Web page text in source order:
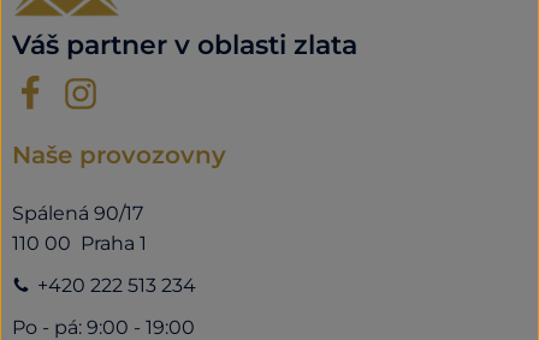
Váš partner v oblasti zlata
Naše provozovny
Spálená 90/17
110 00 Praha 1
+420 222 513 234
Po - pá: 9:00 - 19:00